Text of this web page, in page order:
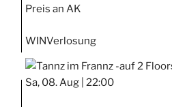
Preis an AK
WINVerlosung
Sa, 08. Aug | 22:00